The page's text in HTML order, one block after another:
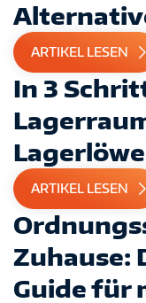
ARTIKEL LESEN
In 3
ARTIKEL LESEN
Zuhause:
Guide für